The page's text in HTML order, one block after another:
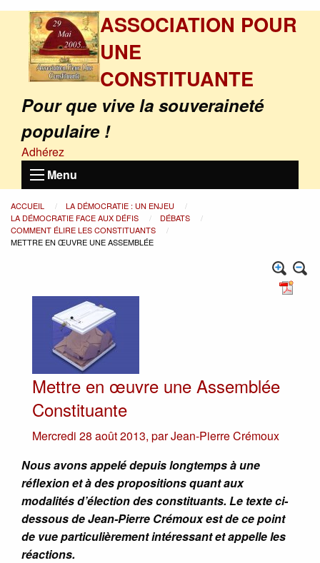
ASSOCIATION POUR
UNE
CONSTITUANTE
Pour que vive la souveraineté
populaire !
Adhérez
Menu
ACCUEIL
LA DÉMOCRATIE : UN ENJEU
LA DÉMOCRATIE FACE AUX DÉFIS
DÉBATS
COMMENT ÉLIRE LES CONSTITUANTS
METTRE EN ŒUVRE UNE ASSEMBLÉE
Mettre en œuvre une Assemblée
Constituante
Mercredi 28 août 2013, parJean-Pierre Crémoux
Nous avons appelé depuis longtemps à une
réflexion et à des propositions quant aux
modalités d’élection des constituants. Le texte ci-
dessous de Jean-Pierre Crémoux est de ce point
de vue particulièrement intéressant et appelle les
réactions.